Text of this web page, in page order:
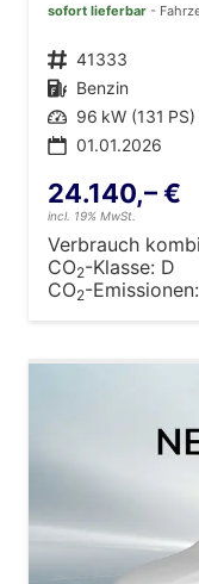
sofort lieferbar
Fahrzeugnr. 41333
Kraftstoff Benzin
Leistung 96 kW (131 PS)
01.01.2026
24.140,– €
incl. 19% MwSt.
Verbrauch
CO2-Klasse: D
CO2-Emissionen: